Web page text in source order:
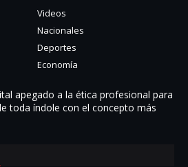
Videos
Nacionales
Deportes
Economía
apegado a la ética profesional para
toda í­ndole con el concepto más